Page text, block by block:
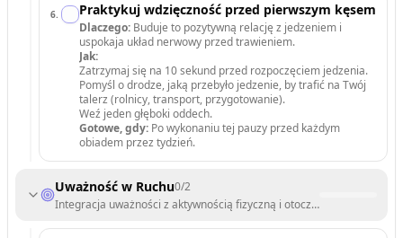
6. Praktykuj wdzięczność przed pierwszym kęsem
Dlaczego: Buduje to pozytywną relację z jedzeniem i
uspokaja układ nerwowy przed trawieniem.
Jak:
Zatrzymaj się na 10 sekund przed rozpoczęciem jedzenia.
Pomyśl o drodze, jaką przebyło jedzenie, by trafić na Twój
talerz (rolnicy, transport, przygotowanie).
Weź jeden głęboki oddech.
Gotowe, gdy: Po wykonaniu tej pauzy przed każdym
obiadem przez tydzień.
Uważność w Ruchu0/2
Integracja uważności z aktywnością fizyczną i otoczeniem.